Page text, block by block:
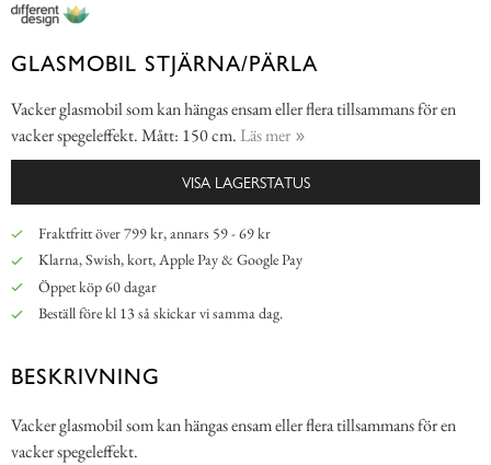
GLASMOBIL STJÄRNA/PÄRLA
Vacker glasmobil som kan hängas ensam eller flera tillsammans för en
vacker spegeleffekt. Mått: 150 cm. Läs mer
VISA LAGERSTATUS
Fraktfritt över 799 kr, annars 59 - 69 kr
Klarna, Swish, kort, Apple Pay & Google Pay
Öppet köp 60 dagar
Beställ före kl 13 så skickar vi samma dag.
BESKRIVNING
Vacker glasmobil som kan hängas ensam eller flera tillsammans för en
vacker spegeleffekt.